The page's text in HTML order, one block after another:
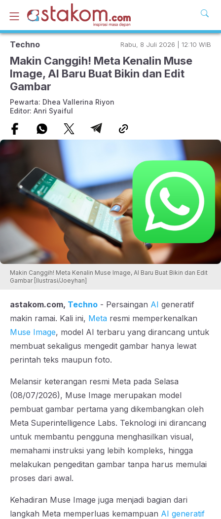
Techno Rabu, 8 Juli 2026 | 12:10 WIB
Makin Canggih! Meta Kenalin Muse
Image, AI Baru Buat Bikin dan Edit
Gambar
Pewarta: Dhea Vallerina Riyon
Editor: Anri Syaiful
Makin Canggih! Meta Kenalin Muse Image, AI Baru Buat Bikin dan Edit
Gambar [Ilustrasi/Joeyhan]
astakom.com, Techno - Persaingan AI generatif
makin ramai. Kali ini, Meta resmi memperkenalkan
Muse Image, model AI terbaru yang dirancang untuk
membuat sekaligus mengedit gambar hanya lewat
perintah teks maupun foto.
Melansir keterangan resmi Meta pada Selasa
(08/07/2026), Muse Image merupakan model
pembuat gambar pertama yang dikembangkan oleh
Meta Superintelligence Labs. Teknologi ini dirancang
untuk membantu pengguna menghasilkan visual,
memahami instruksi yang lebih kompleks, hingga
melakukan pengeditan gambar tanpa harus memulai
proses dari awal.
Kehadiran Muse Image juga menjadi bagian dari
langkah Meta memperluas kemampuan AI generatif